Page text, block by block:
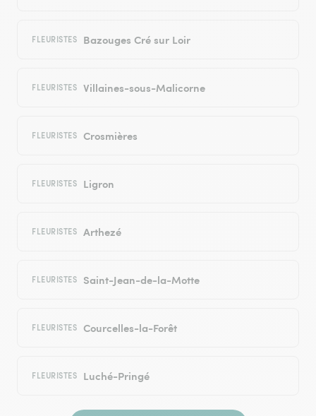
FLEURISTES Bazouges Cré sur Loir
FLEURISTES Villaines-sous-Malicorne
FLEURISTES Crosmières
FLEURISTES Ligron
FLEURISTES Arthezé
FLEURISTES Saint-Jean-de-la-Motte
FLEURISTES Courcelles-la-Forêt
FLEURISTES Luché-Pringé